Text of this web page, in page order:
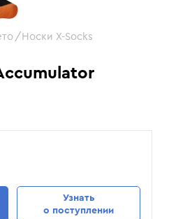
Носки X-Socks
Узнать
о поступлении